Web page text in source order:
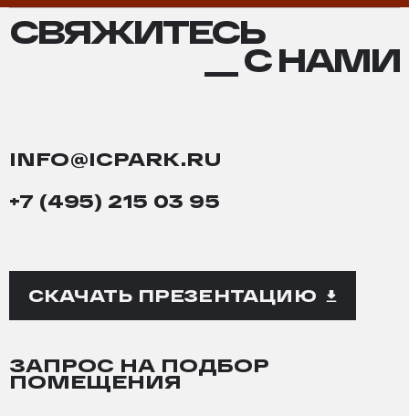
СВЯЖИТЕСЬ
СВЯЖИТЕСЬ
__ С НАМИ
INFO@ICPARK.RU
+7 (495) 215 03 95
СКАЧАТЬ ПРЕЗЕНТАЦИЮ
ЗАПРОС НА ПОДБОР
ПОМЕЩЕНИЯ